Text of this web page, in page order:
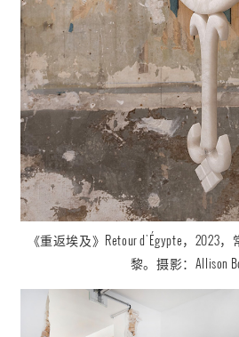
《重返埃及》 Retour d'Égypte，2023，
黎。摄影： Allison